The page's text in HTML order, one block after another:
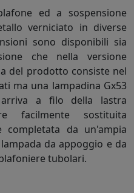
ed a sospensione
verniciato in diverse
sono disponibili sia
che nella versione
del prodotto consiste nel
ma una lampadina Gx53
a filo della lastra
facilmente sostituita
completata da un'ampia
da appoggio e da
tubolari.